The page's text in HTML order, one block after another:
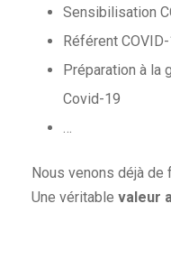
Sensibilisation
Référent
Préparation à la
Covid-19
Nous venons déjà de
Une véritable valeur